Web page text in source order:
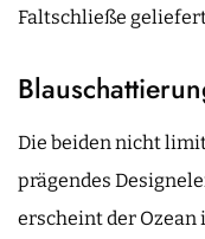
Faltschließe
Die beiden nicht
prägendes
erscheint der